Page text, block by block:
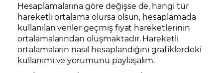
Hesaplamalarına göre değişse de, hangi tür
hareketli ortalama olursa olsun, hesaplamada
kullanılan veriler geçmiş fiyat hareketlerinin
ortalamalarından oluşmaktadır. Hareketli
ortalamaların nasıl hesaplandığını grafiklerdeki
kullanımı ve yorumunu paylaşalım.